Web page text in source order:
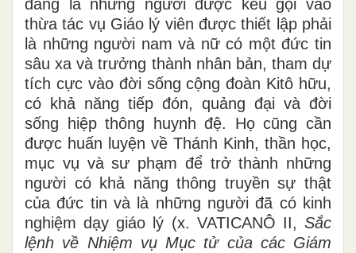
đáng là những người được kêu gọi vào
thừa tác vụ Giáo lý viên được thiết lập phải
là những người nam và nữ có một đức tin
sâu xa và trưởng thành nhân bản, tham dự
tích cực vào đời sống cộng đoàn Kitô hữu,
có khả năng tiếp đón, quảng đại và đời
sống hiệp thông huynh đệ. Họ cũng cần
được huấn luyện về Thánh Kinh, thần học,
mục vụ và sư phạm để trở thành những
người có khả năng thông truyền sự thật
của đức tin và là những người đã có kinh
nghiệm dạy giáo lý (x. VATICANÔ II, Sắc
lệnh về Nhiệm vụ Mục tử của các Giám